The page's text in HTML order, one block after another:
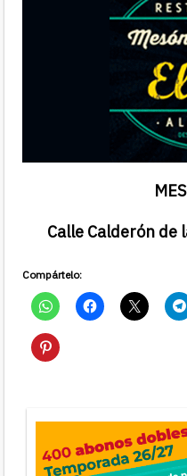
Calle Calderón de
Compártelo: